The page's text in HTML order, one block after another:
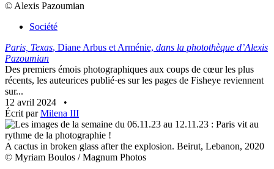
© Alexis Pazoumian
Société
Paris, Texas, Diane Arbus et Arménie, dans la photothèque d’Alexis
Pazoumian
Des premiers émois photographiques aux coups de cœur les plus
récents, les auteurices publié·es sur les pages de Fisheye reviennent
sur...
12 avril 2024
•
Écrit parMilena III
A cactus in broken glass after the explosion. Beirut, Lebanon, 2020
© Myriam Boulos / Magnum Photos